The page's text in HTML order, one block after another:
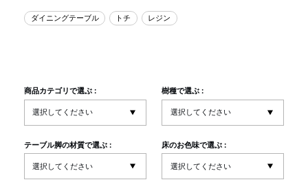
ダイニングテーブル トチ レジン
商品カテゴリで選ぶ : 樹種で選ぶ :
テーブル脚の材質で選ぶ : 床のお色味で選ぶ :